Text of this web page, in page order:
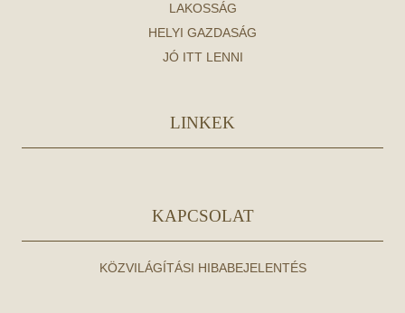
LAKOSSÁG
HELYI GAZDASÁG
JÓ ITT LENNI
LINKEK
KAPCSOLAT
KÖZVILÁGÍTÁSI HIBABEJELENTÉS